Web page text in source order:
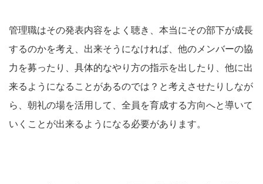
管理職はその発表内容をよく聴き、本当にその部下が成長
するのかを考え、出来そうになければ、他のメンバーの協
力を募ったり、具体的なやり方の指示を出したり、他に出
来るようになることがあるのでは？と考えさせたりしなが
ら、朝礼の場を活用して、全員を育成する方向へと導いて
いくことが出来るようになる必要があります。